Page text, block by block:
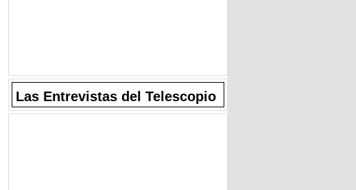
Las Entrevistas del Telescopio